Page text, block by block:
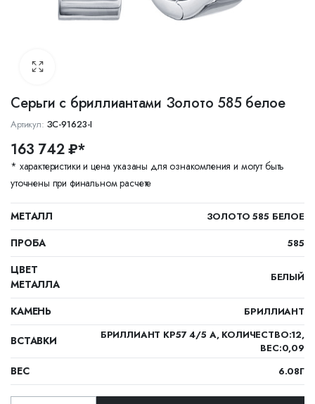
Серьги с бриллиантами Золото 585 белое
Артикул: ЗС-91623-I
163 742 ₽*
* характеристики и цена указаны для ознакомления и могут быть
уточнены при финальном расчете
МЕТАЛЛ ЗОЛОТО 585 БЕЛОЕ
ПРОБА 585
ЦВЕТ
МЕТАЛЛА
БЕЛЫЙ
КАМЕНЬ БРИЛЛИАНТ
ВСТАВКИ
БРИЛЛИАНТ КР57 4/5 А, КОЛИЧЕСТВО:12,
ВЕС:0,09
ВЕС 6.08Г